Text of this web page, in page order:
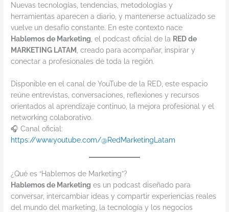
Nuevas tecnologías, tendencias, metodologías y
herramientas aparecen a diario, y mantenerse actualizado se
vuelve un desafío constante. En este contexto nace
Hablemos de Marketing , el podcast oficial de la RED de
MARKETING LATAM
, creado para acompañar, inspirar y
conectar a profesionales de toda la región.
Disponible en el canal de YouTube de la RED, este espacio
reúne entrevistas, conversaciones, reflexiones y recursos
orientados al aprendizaje continuo, la mejora profesional y el
networking colaborativo.
🎧 Canal oficial:
https://www.youtube.com/@RedMarketingLatam
¿Qué es “Hablemos de Marketing”?
Hablemos de Marketing es un podcast diseñado para
conversar, intercambiar ideas y compartir experiencias reales
del mundo del marketing, la tecnología y los negocios